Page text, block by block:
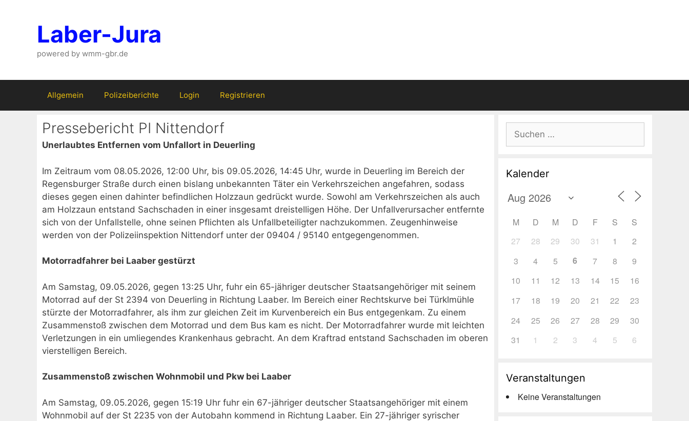
Laber-Jura
powered by wmm-gbr.de
Allgemein Polizeiberichte Login Registrieren
Pressebericht PI Nittendorf
Unerlaubtes Entfernen vom Unfallort in Deuerling
Im Zeitraum vom 08.05.2026, 12:00 Uhr, bis 09.05.2026, 14:45 Uhr, wurde in Deuerling im Bereich der
Regensburger Straße durch einen bislang unbekannten Täter ein Verkehrszeichen angefahren, sodass
dieses gegen einen dahinter befindlichen Holzzaun gedrückt wurde. Sowohl am Verkehrszeichen als auch
am Holzzaun entstand Sachschaden in einer insgesamt dreistelligen Höhe. Der Unfallverursacher entfernte
sich von der Unfallstelle, ohne seinen Pflichten als Unfallbeteiligter nachzukommen. Zeugenhinweise
werden von der Polizeiinspektion Nittendorf unter der 09404 / 95140 entgegengenommen.
Motorradfahrer bei Laaber gestürzt
Am Samstag, 09.05.2026, gegen 13:25 Uhr, fuhr ein 65-jähriger deutscher Staatsangehöriger mit seinem
Motorrad auf der St 2394 von Deuerling in Richtung Laaber. Im Bereich einer Rechtskurve bei Türklmühle
stürzte der Motorradfahrer, als ihm zur gleichen Zeit im Kurvenbereich ein Bus entgegenkam. Zu einem
Zusammenstoß zwischen dem Motorrad und dem Bus kam es nicht. Der Motorradfahrer wurde mit leichten
Verletzungen in ein umliegendes Krankenhaus gebracht. An dem Kraftrad entstand Sachschaden im oberen
vierstelligen Bereich.
Zusammenstoß zwischen Wohnmobil und Pkw bei Laaber
Am Samstag, 09.05.2026, gegen 15:19 Uhr fuhr ein 67-jähriger deutscher Staatsangehöriger mit einem
Wohnmobil auf der St 2235 von der Autobahn kommend in Richtung Laaber. Ein 27-jähriger syrischer
Suchen
nach:
Kalender
M D M D F S
S
27
28 29 30 31 1
2
3
4 5 6 7 8
9
10
11 12 13 14 15
16
17
18 19 20 21 22
23
24
25 26 27 28 29
30
31
1 2 3 4 5 6
Veranstaltungen
Keine Veranstaltungen